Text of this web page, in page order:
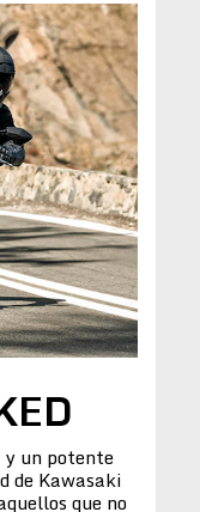
un potente
de Kawasaki
que no